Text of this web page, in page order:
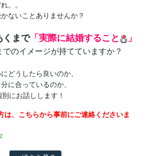
。。
ないことありませんか？
くまで「実際に結婚すること 」
のイメージが持てていますか？
どうしたら良いのか、
に合っているのか、
にお話しします！
、こちらから事前にご連絡くださいま